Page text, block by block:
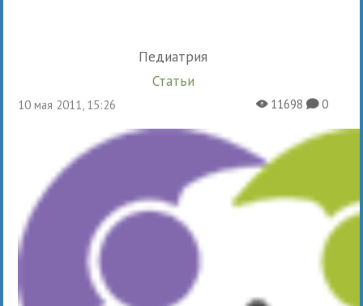
Педиатрия
Статьи
10 мая 2011, 15:26 X11698K0